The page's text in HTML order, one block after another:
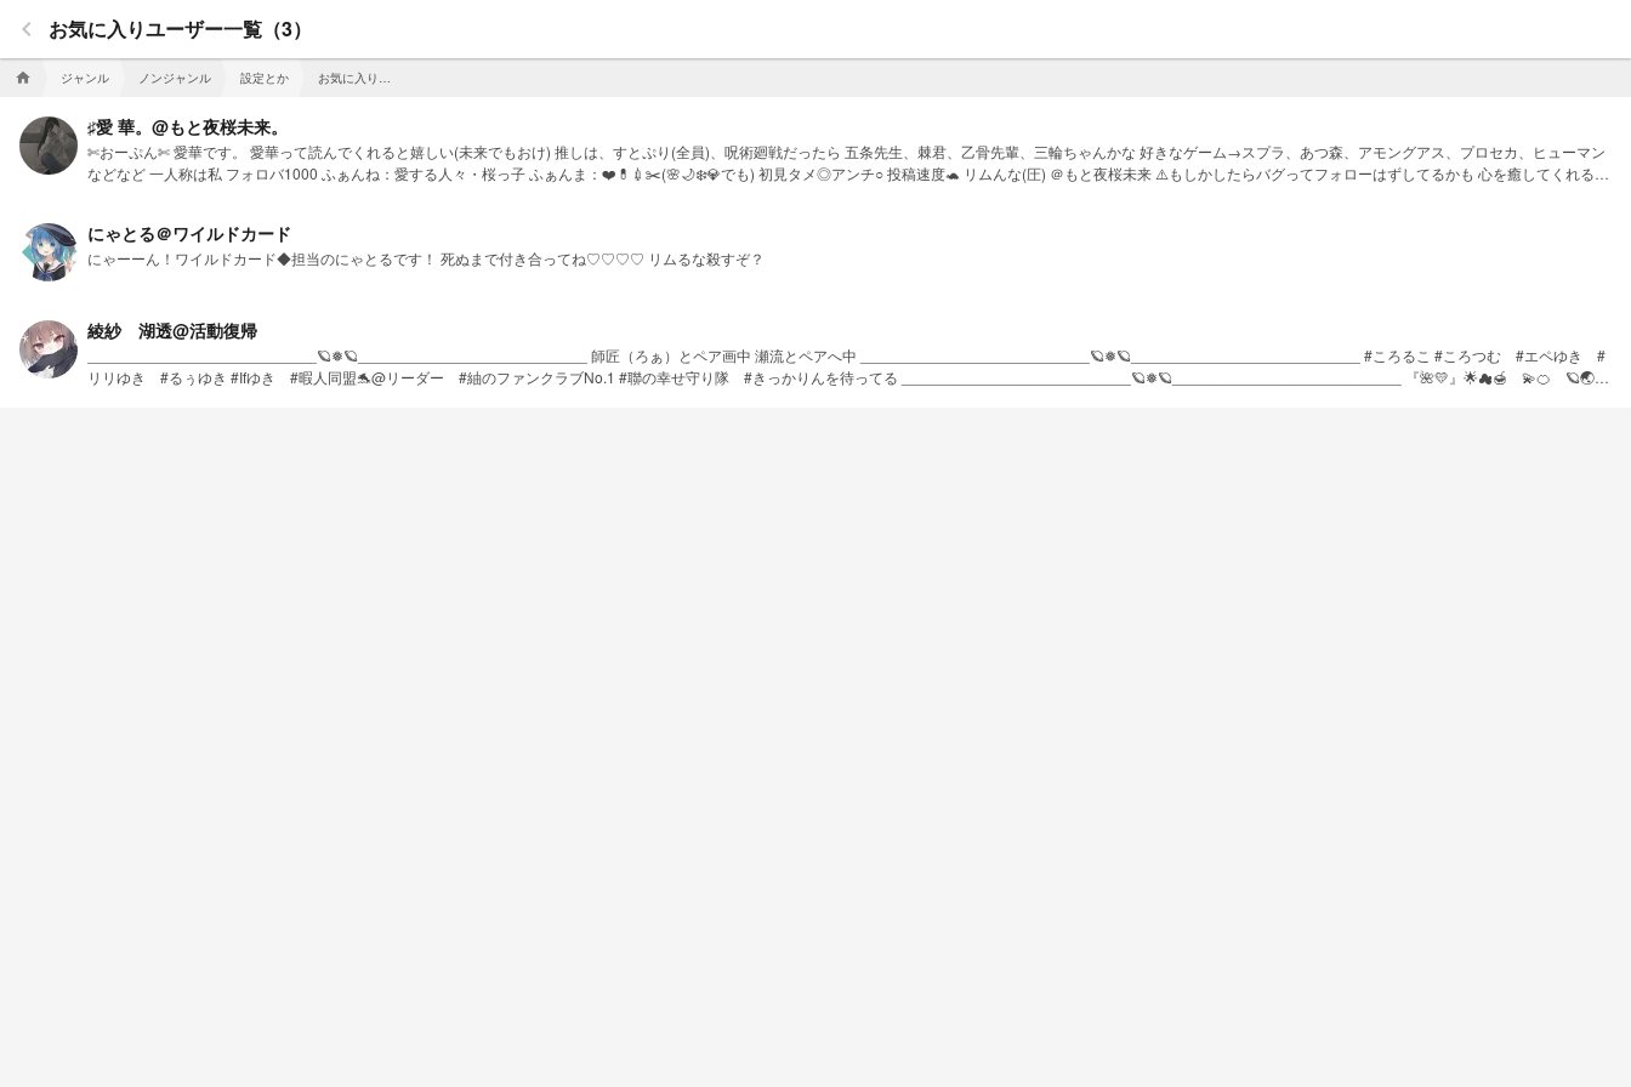
keyboard_arrow_left お気に入りユーザー一覧（3）
home ジャンル ノンジャンル 設定とか
♯愛 華。@もと夜桜未来。
✄おーぷん✄ 愛華です。 愛華って読んでくれると嬉しい(未来でもおけ) 推しは、すとぷり(全員)、呪術廻戦だったら 五条先生、棘君、乙骨先輩、三輪ちゃんかな 好きなゲーム→スプラ、あつ森、アモングアス、プロセカ、ヒューマン
などなど 一人称は私 フォロバ1000 ふぁんね：愛する人々・桜っ子 ふぁんま：❤️💊💉✂️(🌸🌙❄️💎でも) 初見タメ◎アンチ○ 投稿速度🐢 リムんな(圧) ＠もと夜桜未来 ⚠️もしかしたらバグってフォローはずしてるかも 心を癒してくれる精
https://novel.prcm.jp/user/c650cf95c73958679411f28194f2276b1638dd62 いつでも頼れる弟子。↓ https://novel.prcm.jp/user/14785110a609ee12bfb090ba59bcef5880902283
https://novel.prcm.jp/user/1966adec4588b65d9e9ba6b96042322d26b2d0dc よく気が合う(？)そして可愛い双子↓ https://novel.prcm.jp/user/082efcce2cb078f6e2d7e48d8c05c6940a6e6fed まだまだ募集中。 フォロワーさん傷つけた
にゃとる＠ワイルドカード
にゃーーん！ワイルドカード◆担当のにゃとるです！ 死ぬまで付き合ってね♡♡♡♡ リムるな殺すぞ？
綾紗 湖透@活動復帰
___________________________🪐❅🪐___________________________ 師匠（ろぁ）とペア画中 瀬流とペアへ中 ___________________________🪐❅🪐___________________________ #ころるこ #ころつむ #エペゆき #
リリゆき #るぅゆき #Ifゆき #暇人同盟🐬@リーダー #紬のファンクラブNo.1 #聯の幸せ守り隊 #きっかりんを待ってる ___________________________🪐❅🪐___________________________ 『🌺💛』🌟☁🍯 💫🍊 🪐🌏